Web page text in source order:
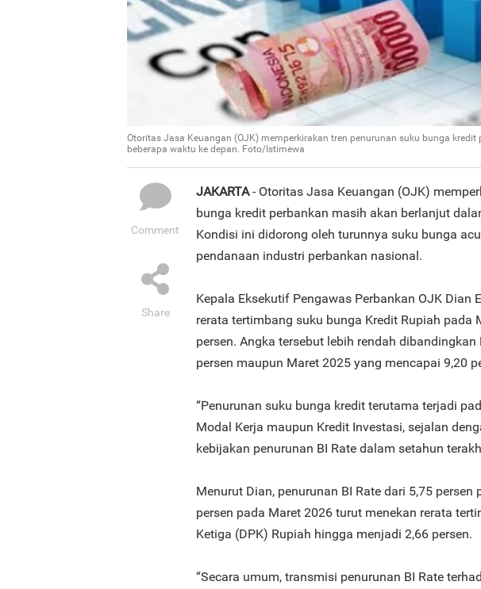
Otoritas Jasa Keuangan (OJK) memperkirakan tren penurunan suku bunga
beberapa waktu ke depan. Foto/Istimewa
Comment
Share
JAKARTA- Otoritas Jasa Keuangan (OJK)
bunga kredit perbankan masih akan berlanjut
Kondisi ini didorong oleh turunnya suku bunga
pendanaan industri perbankan nasional.
Kepala Eksekutif Pengawas Perbankan OJK Dian
rerata tertimbang suku bunga Kredit Rupiah pada
persen. Angka tersebut lebih rendah
persen maupun Maret 2025 yang mencapai 9,20
“Penurunan suku bunga kredit terutama terjadi
Modal Kerja maupun Kredit Investasi, sejalan
kebijakan penurunan BI Rate dalam setahun
Menurut Dian, penurunan BI Rate dari 5,75
persen pada Maret 2026 turut menekan rerata
Ketiga (DPK) Rupiah hingga menjadi 2,66 persen.
“Secara umum, transmisi penurunan BI Rate